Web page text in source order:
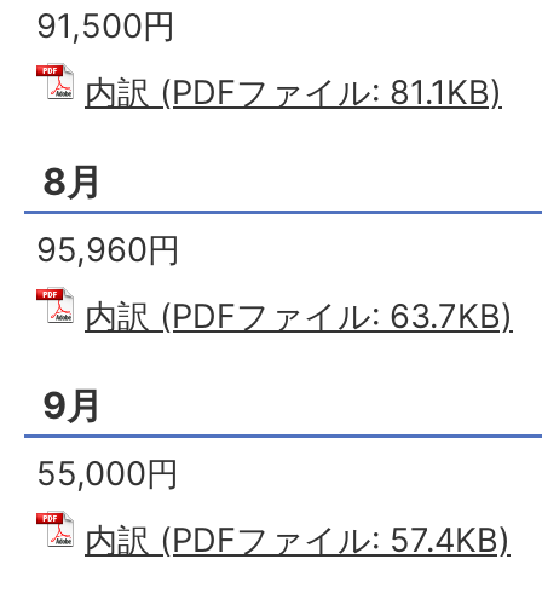
91,500円
内訳 (PDFファイル: 81.1KB)
8月
95,960円
内訳 (PDFファイル: 63.7KB)
9月
55,000円
内訳 (PDFファイル: 57.4KB)